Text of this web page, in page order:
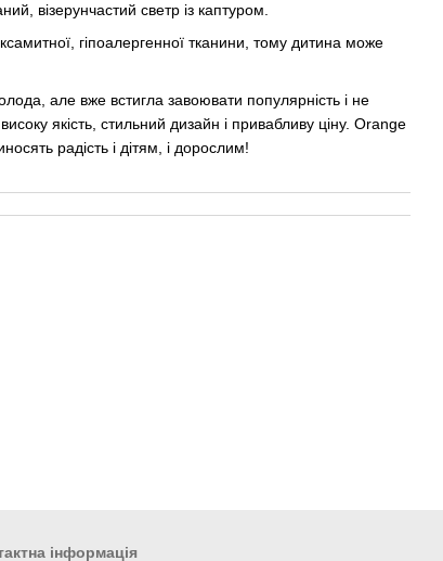
візерунчастий светр із каптуром.
гіпоалергенної тканини, тому дитина може
але вже встигла завоювати популярність і не
якість, стильний дизайн і привабливу ціну. Orange
радість і дітям, і дорослим!
інформація